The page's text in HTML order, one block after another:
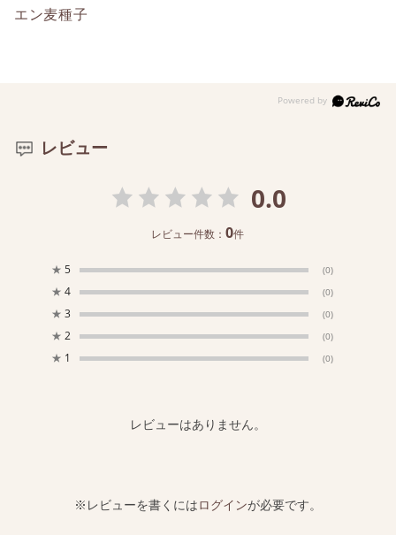
エン麦種子
レビュー
0.0
レビュー件数：0件
★ 5 (0)
★ 4 (0)
★ 3 (0)
★ 2 (0)
★ 1 (0)
レビューはありません。
※レビューを書くにはログインが必要です。